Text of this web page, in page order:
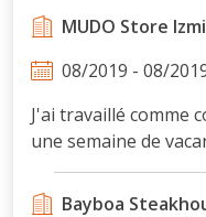
MUDO Store
08/2019 - 08/
J'ai travaillé comme
une semaine de
Bayboa